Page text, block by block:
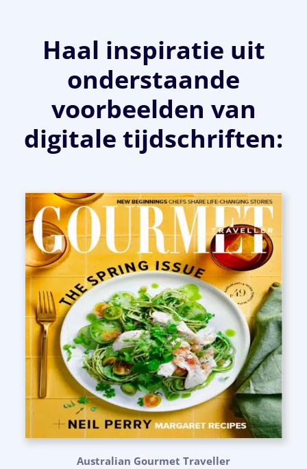
Haal inspiratie uit
onderstaande
voorbeelden van
digitale tijdschriften:
Australian Gourmet Traveller